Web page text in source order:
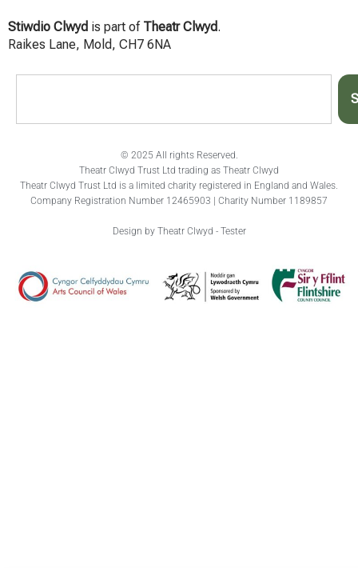
Stiwdio Clwyd is part of Theatr Clwyd.
Raikes Lane, Mold, CH7 6NA
© 2025 All rights Reserved.
Theatr Clwyd Trust Ltd trading as Theatr Clwyd
Theatr Clwyd Trust Ltd is a limited charity registered in England and Wales.
Company Registration Number 12465903 | Charity Number 1189857
Design by Theatr Clwyd - Tester